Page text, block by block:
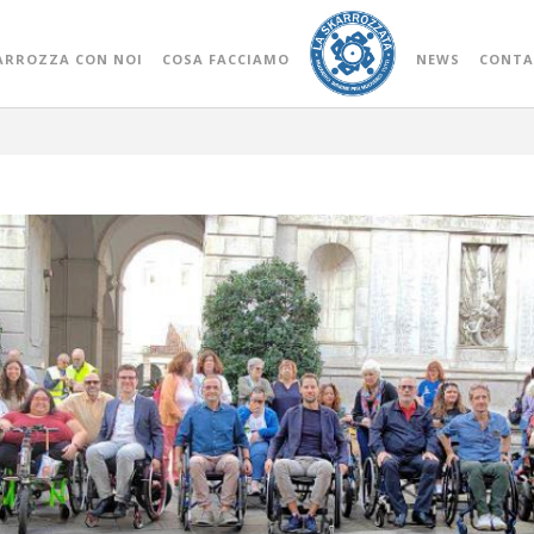
CON NOI COSA FACCIAMO NEWS
2023